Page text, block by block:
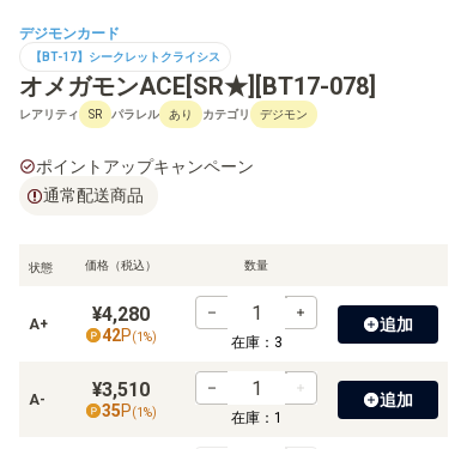
【BT-14】BLAST ACE
【BT-13】VSロイヤルナイツ
【BT-11】ディメンショナルフェイズ
【BT-08】ニューヒーロー
【BT-07】ネクストアドベンチャー
デジモンカード
【BT-17】シークレットクライシス
オメガモンACE[SR★][BT17-078]
レアリティ SR パラレル あり カテゴリ デジモン
ポイントアップキャンペーン
通常配送商品
状態 価格（税込） 数量
A+ ¥4,280
42P(1%) 在庫： 3
追加
A- ¥3,510
35P(1 %) 在庫： 1
追加